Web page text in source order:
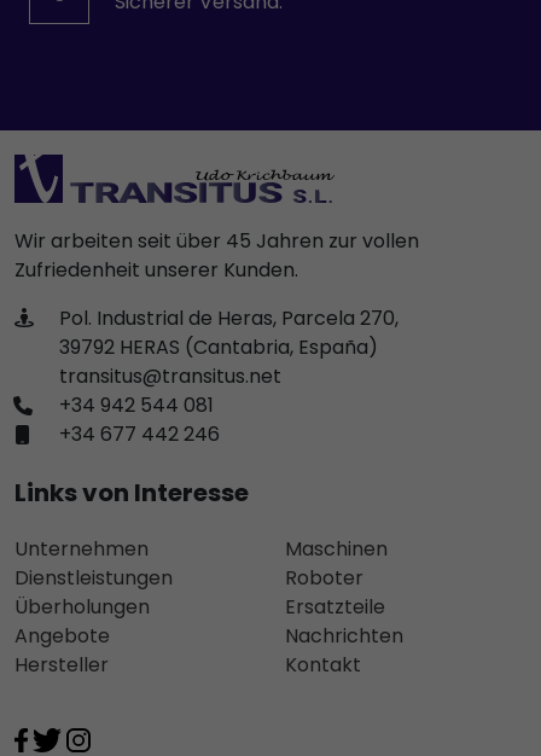
Wir arbeiten seit über 45 Jahren zur vollen
Zufriedenheit unserer Kunden.
Pol. Industrial de Heras, Parcela 270,
39792 HERAS (Cantabria, España)
transitus@transitus.net
+34 942 544 081
+34 677 442 246
Links von Interesse
Unternehmen
Dienstleistungen
Überholungen
Angebote
Hersteller
Maschinen
Roboter
Ersatzteile
Nachrichten
Kontakt